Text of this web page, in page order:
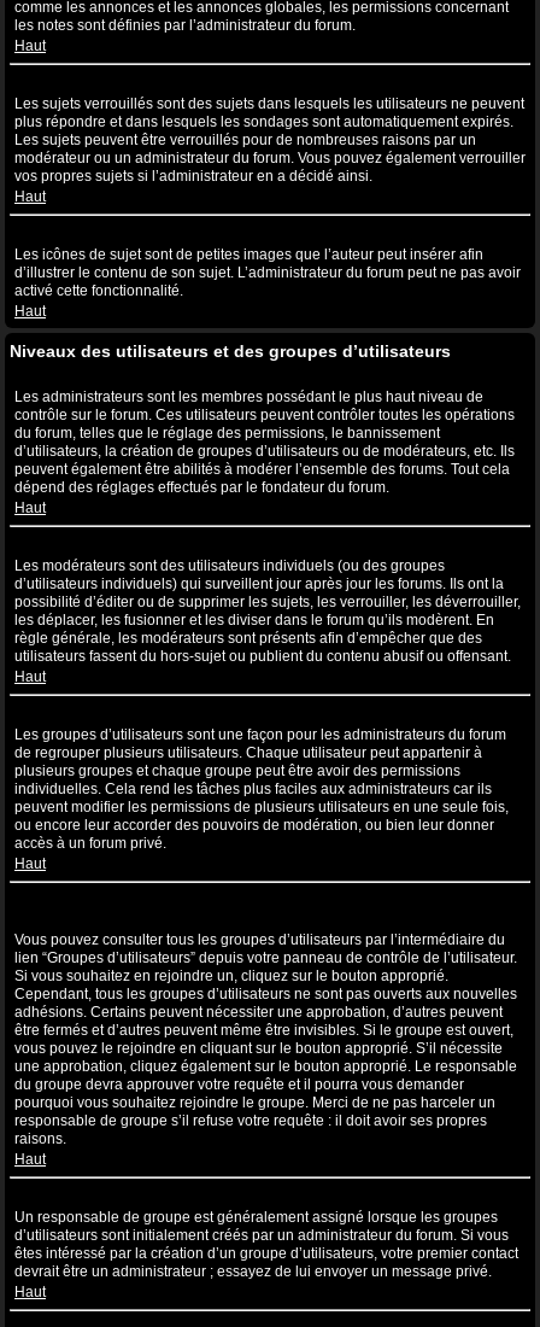
comme les annonces et les annonces globales, les permissions concernant
les notes sont définies par l’administrateur du forum.
Haut
Les sujets verrouillés sont des sujets dans lesquels les utilisateurs ne peuvent
plus répondre et dans lesquels les sondages sont automatiquement expirés.
Les sujets peuvent être verrouillés pour de nombreuses raisons par un
modérateur ou un administrateur du forum. Vous pouvez également verrouiller
vos propres sujets si l’administrateur en a décidé ainsi.
Haut
Les icônes de sujet sont de petites images que l’auteur peut insérer afin
d’illustrer le contenu de son sujet. L’administrateur du forum peut ne pas avoir
activé cette fonctionnalité.
Haut
Niveaux des utilisateurs et des groupes d’utilisateurs
Les administrateurs sont les membres possédant le plus haut niveau de
contrôle sur le forum. Ces utilisateurs peuvent contrôler toutes les opérations
du forum, telles que le réglage des permissions, le bannissement
d’utilisateurs, la création de groupes d’utilisateurs ou de modérateurs, etc. Ils
peuvent également être abilités à modérer l’ensemble des forums. Tout cela
dépend des réglages effectués par le fondateur du forum.
Haut
Les modérateurs sont des utilisateurs individuels (ou des groupes
d’utilisateurs individuels) qui surveillent jour après jour les forums. Ils ont la
possibilité d’éditer ou de supprimer les sujets, les verrouiller, les déverrouiller,
les déplacer, les fusionner et les diviser dans le forum qu’ils modèrent. En
règle générale, les modérateurs sont présents afin d’empêcher que des
utilisateurs fassent du hors-sujet ou publient du contenu abusif ou offensant.
Haut
Les groupes d’utilisateurs sont une façon pour les administrateurs du forum
de regrouper plusieurs utilisateurs. Chaque utilisateur peut appartenir à
plusieurs groupes et chaque groupe peut être avoir des permissions
individuelles. Cela rend les tâches plus faciles aux administrateurs car ils
peuvent modifier les permissions de plusieurs utilisateurs en une seule fois,
ou encore leur accorder des pouvoirs de modération, ou bien leur donner
accès à un forum privé.
Haut
Vous pouvez consulter tous les groupes d’utilisateurs par l’intermédiaire du
lien “Groupes d’utilisateurs” depuis votre panneau de contrôle de l’utilisateur.
Si vous souhaitez en rejoindre un, cliquez sur le bouton approprié.
Cependant, tous les groupes d’utilisateurs ne sont pas ouverts aux nouvelles
adhésions. Certains peuvent nécessiter une approbation, d’autres peuvent
être fermés et d’autres peuvent même être invisibles. Si le groupe est ouvert,
vous pouvez le rejoindre en cliquant sur le bouton approprié. S’il nécessite
une approbation, cliquez également sur le bouton approprié. Le responsable
du groupe devra approuver votre requête et il pourra vous demander
pourquoi vous souhaitez rejoindre le groupe. Merci de ne pas harceler un
responsable de groupe s’il refuse votre requête : il doit avoir ses propres
raisons.
Haut
Un responsable de groupe est généralement assigné lorsque les groupes
d’utilisateurs sont initialement créés par un administrateur du forum. Si vous
êtes intéressé par la création d’un groupe d’utilisateurs, votre premier contact
devrait être un administrateur ; essayez de lui envoyer un message privé.
Haut